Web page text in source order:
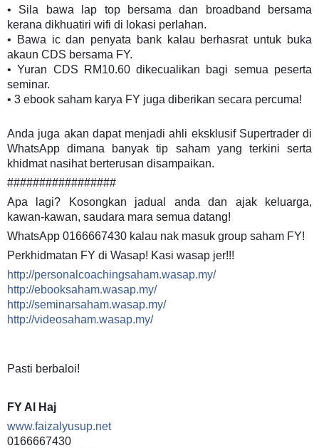
• Sila bawa lap top bersama dan broadband bersama
kerana dikhuatiri wifi di lokasi perlahan.
• Bawa ic dan penyata bank kalau berhasrat untuk buka
akaun CDS bersama FY.
• Yuran CDS RM10.60 dikecualikan bagi semua peserta
seminar.
• 3 ebook saham karya FY juga diberikan secara percuma!
Anda juga akan dapat menjadi ahli eksklusif Supertrader di
WhatsApp dimana banyak tip saham yang terkini serta
khidmat nasihat berterusan disampaikan.
#################
Apa lagi? Kosongkan jadual anda dan ajak keluarga,
kawan-kawan, saudara mara semua datang!
WhatsApp 0166667430 kalau nak masuk group saham FY!
Perkhidmatan FY di Wasap! Kasi wasap jer!!!
http://personalcoachingsaham.wasap.my/
http://ebooksaham.wasap.my/
http://seminarsaham.wasap.my/
http://videosaham.wasap.my/
Pasti berbaloi!
FY Al Haj
www.faizalyusup.net
0166667430